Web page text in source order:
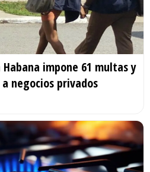
impone 61 multas y
negocios privados